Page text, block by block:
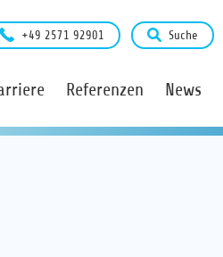
Referenzen News
+49 2571 92901 Suche